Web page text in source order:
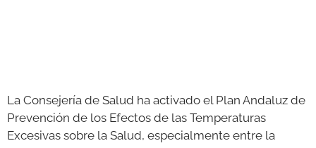
GALERÍAS
La Consejería de Salud ha activado el Plan Andaluz de
Prevención de los Efectos de las Temperaturas
Excesivas sobre la Salud, especialmente entre la